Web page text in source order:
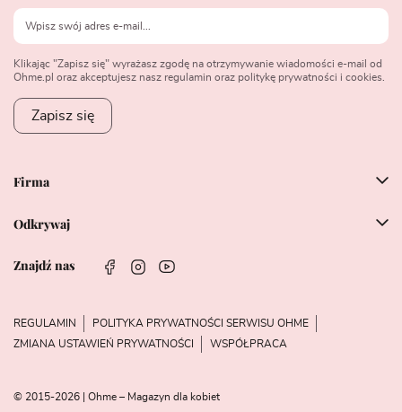
Firma
Odkrywaj
Znajdź nas
Klikając "Zapisz się" wyrażasz zgodę na otrzymywanie wiadomości e-mail od
Ohme.pl oraz akceptujesz nasz regulamin oraz politykę prywatności i cookies.
Zapisz się
REGULAMIN
POLITYKA PRYWATNOŚCI SERWISU OHME
ZMIANA USTAWIEŃ PRYWATNOŚCI
WSPÓŁPRACA
© 2015-2026 | Ohme – Magazyn dla kobiet